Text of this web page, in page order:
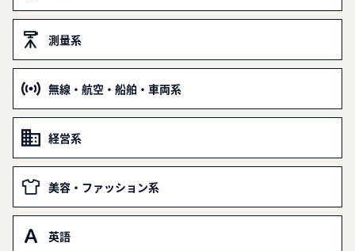
測量系
無線・航空・船舶・車両系
経営系
美容・ファッション系
英語